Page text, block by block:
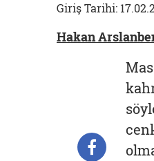
Giriş Tarihi:
Hakan